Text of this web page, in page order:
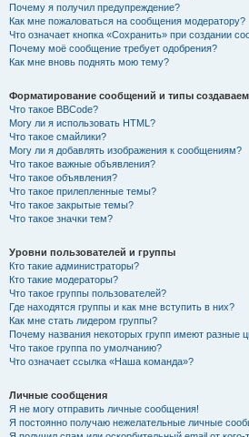
Почему я получил предупреждение?
Как мне пожаловаться на сообщения модератору?
Что означает кнопка «Сохранить» при создании
Почему моё сообщение требует одобрения?
Как мне вновь поднять мою тему?
Форматирование сообщений и типы
Что такое BBCode?
Могу ли я использовать HTML?
Что такое смайлики?
Могу ли я добавлять изображения к сообщениям?
Что такое важные объявления?
Что такое объявления?
Что такое прилепленные темы?
Что такое закрытые темы?
Что такое значки тем?
Уровни пользователей и группы
Кто такие администраторы?
Кто такие модераторы?
Что такое группы пользователей?
Где находятся группы и как мне вступить в них?
Как мне стать лидером группы?
Почему названия некоторых групп имеют разные
Что такое группа по умолчанию?
Что означает ссылка «Наша команда»?
Личные сообщения
Я не могу отправить личные сообщения!
Я постоянно получаю нежелательные личные